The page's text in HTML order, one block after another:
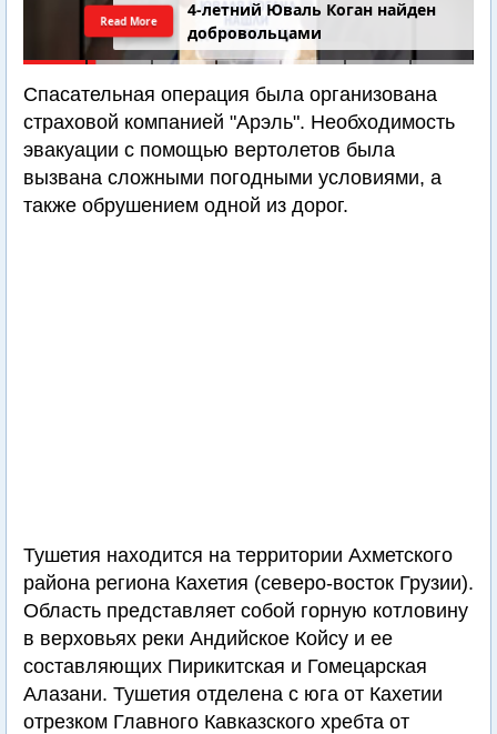
4-летний Юваль Коган найден
добровольцами
Read More
Спасательная операция была организована
страховой компанией "Арэль". Необходимость
эвакуации с помощью вертолетов была
вызвана сложными погодными условиями, а
также обрушением одной из дорог.
Тушетия находится на территории Ахметского
района региона Кахетия (северо-восток Грузии).
Область представляет собой горную котловину
в верховьях реки Андийское Койсу и ее
составляющих Пирикитская и Гомецарская
Алазани. Тушетия отделена с юга от Кахетии
отрезком Главного Кавказского хребта от